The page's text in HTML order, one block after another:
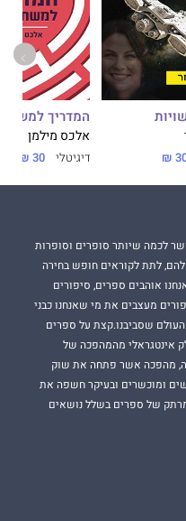
30
המדריך
אלכס מילמן
דיגיטלי 30 ₪
לכמה שיותר סופרים וסופרות
לתת לקוראים חופש בחירה
אוהבים ספרים, סיפורים
מעצבים את מי שאנחנו כבני
שסביבנו.קצת על ספרים
אינטגראלי מהמהפכה של
מהפכה אשר פתחה את שוק
ומוכשרים ובעיקר חשפה את
של ספרים בשלל נושאים